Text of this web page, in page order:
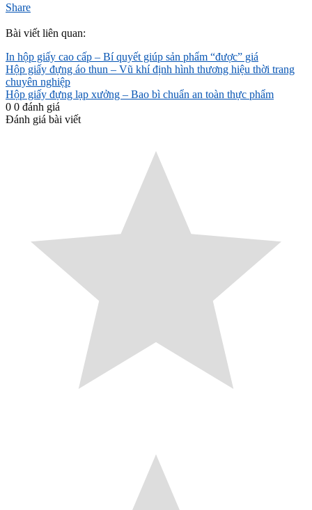
Share
Bài viết liên quan:
In hộp giấy cao cấp – Bí quyết giúp sản phẩm “được” giá
Hộp giấy đựng áo thun – Vũ khí định hình thương hiệu thời trang
chuyên nghiệp
Hộp giấy đựng lạp xưởng – Bao bì chuẩn an toàn thực phẩm
0 0 đánh giá
Đánh giá bài viết